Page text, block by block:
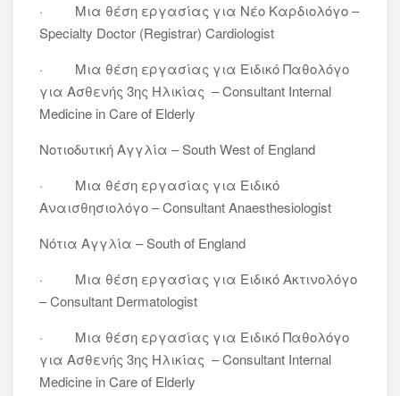
· Μια θέση εργασίας για Νέο Καρδιολόγο –
Specialty Doctor (Registrar) Cardiologist
· Μια θέση εργασίας για Ειδικό Παθολόγο
για Ασθενής 3ης Ηλικίας – Consultant Internal
Medicine in Care of Elderly
Νοτιοδυτική Αγγλία – South West of England
· Μια θέση εργασίας για Ειδικό
Αναισθησιολόγο – Consultant Anaesthesiologist
Νότια Αγγλία – South of England
· Μια θέση εργασίας για Ειδικό Ακτινολόγο
– Consultant Dermatologist
· Μια θέση εργασίας για Ειδικό Παθολόγο
για Ασθενής 3ης Ηλικίας – Consultant Internal
Medicine in Care of Elderly